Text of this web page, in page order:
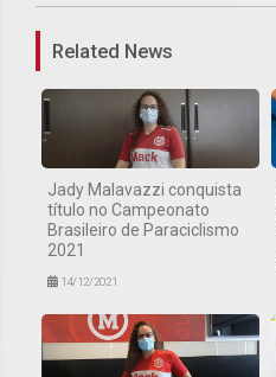
Related News
Jady Malavazzi conquista
título no Campeonato
Brasileiro de Paraciclismo
2021
14/12/2021